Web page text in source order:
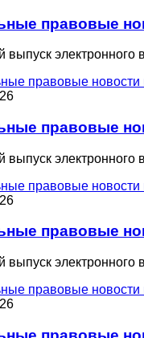
правовые
электронного
правовые
электронного
правовые
электронного